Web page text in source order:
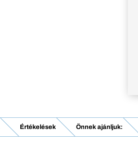
Értékelések Önnek ajánljuk: